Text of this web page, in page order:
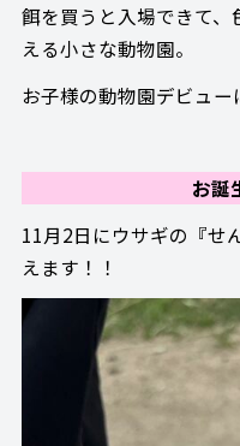
餌を買うと入場できて
える小さな動物園。
お子様の動物園デビュ
お誕
11月2日にウサギの『せ
えます！！